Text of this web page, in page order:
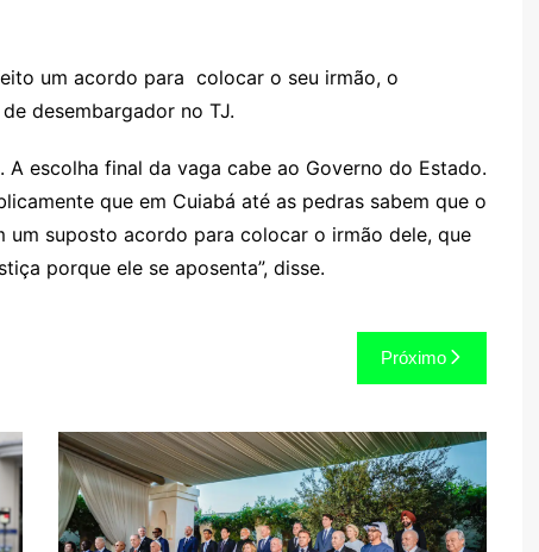
um acordo para colocar o seu irmão, o
desembargador no TJ.
escolha final da vaga cabe ao Governo do Estado.
que em Cuiabá até as pedras sabem que o
um suposto acordo para colocar o irmão dele, que
porque ele se aposenta”, disse.
Próximo